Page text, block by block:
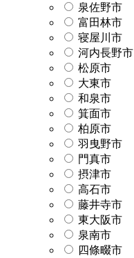
泉佐野市
富田林市
寝屋川市
河内長野市
松原市
大東市
和泉市
箕面市
柏原市
羽曳野市
門真市
摂津市
高石市
藤井寺市
東大阪市
泉南市
四條畷市